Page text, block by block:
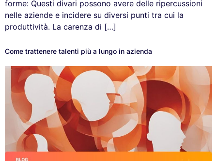
forme: Questi divari possono avere delle ripercussioni
nelle aziende e incidere su diversi punti tra cui la
produttività. La carenza di […]
Come trattenere talenti più a lungo in azienda